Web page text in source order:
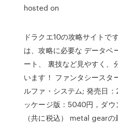
hosted on
ドラクエ10の攻略サイトで
は、攻略に必要な データベ
ート、 裏技など見やすく、
います！ ファンタシースタ
ルファ・システム; 発売日
ッケージ版：5040円，ダ
（共に税込） metal gear